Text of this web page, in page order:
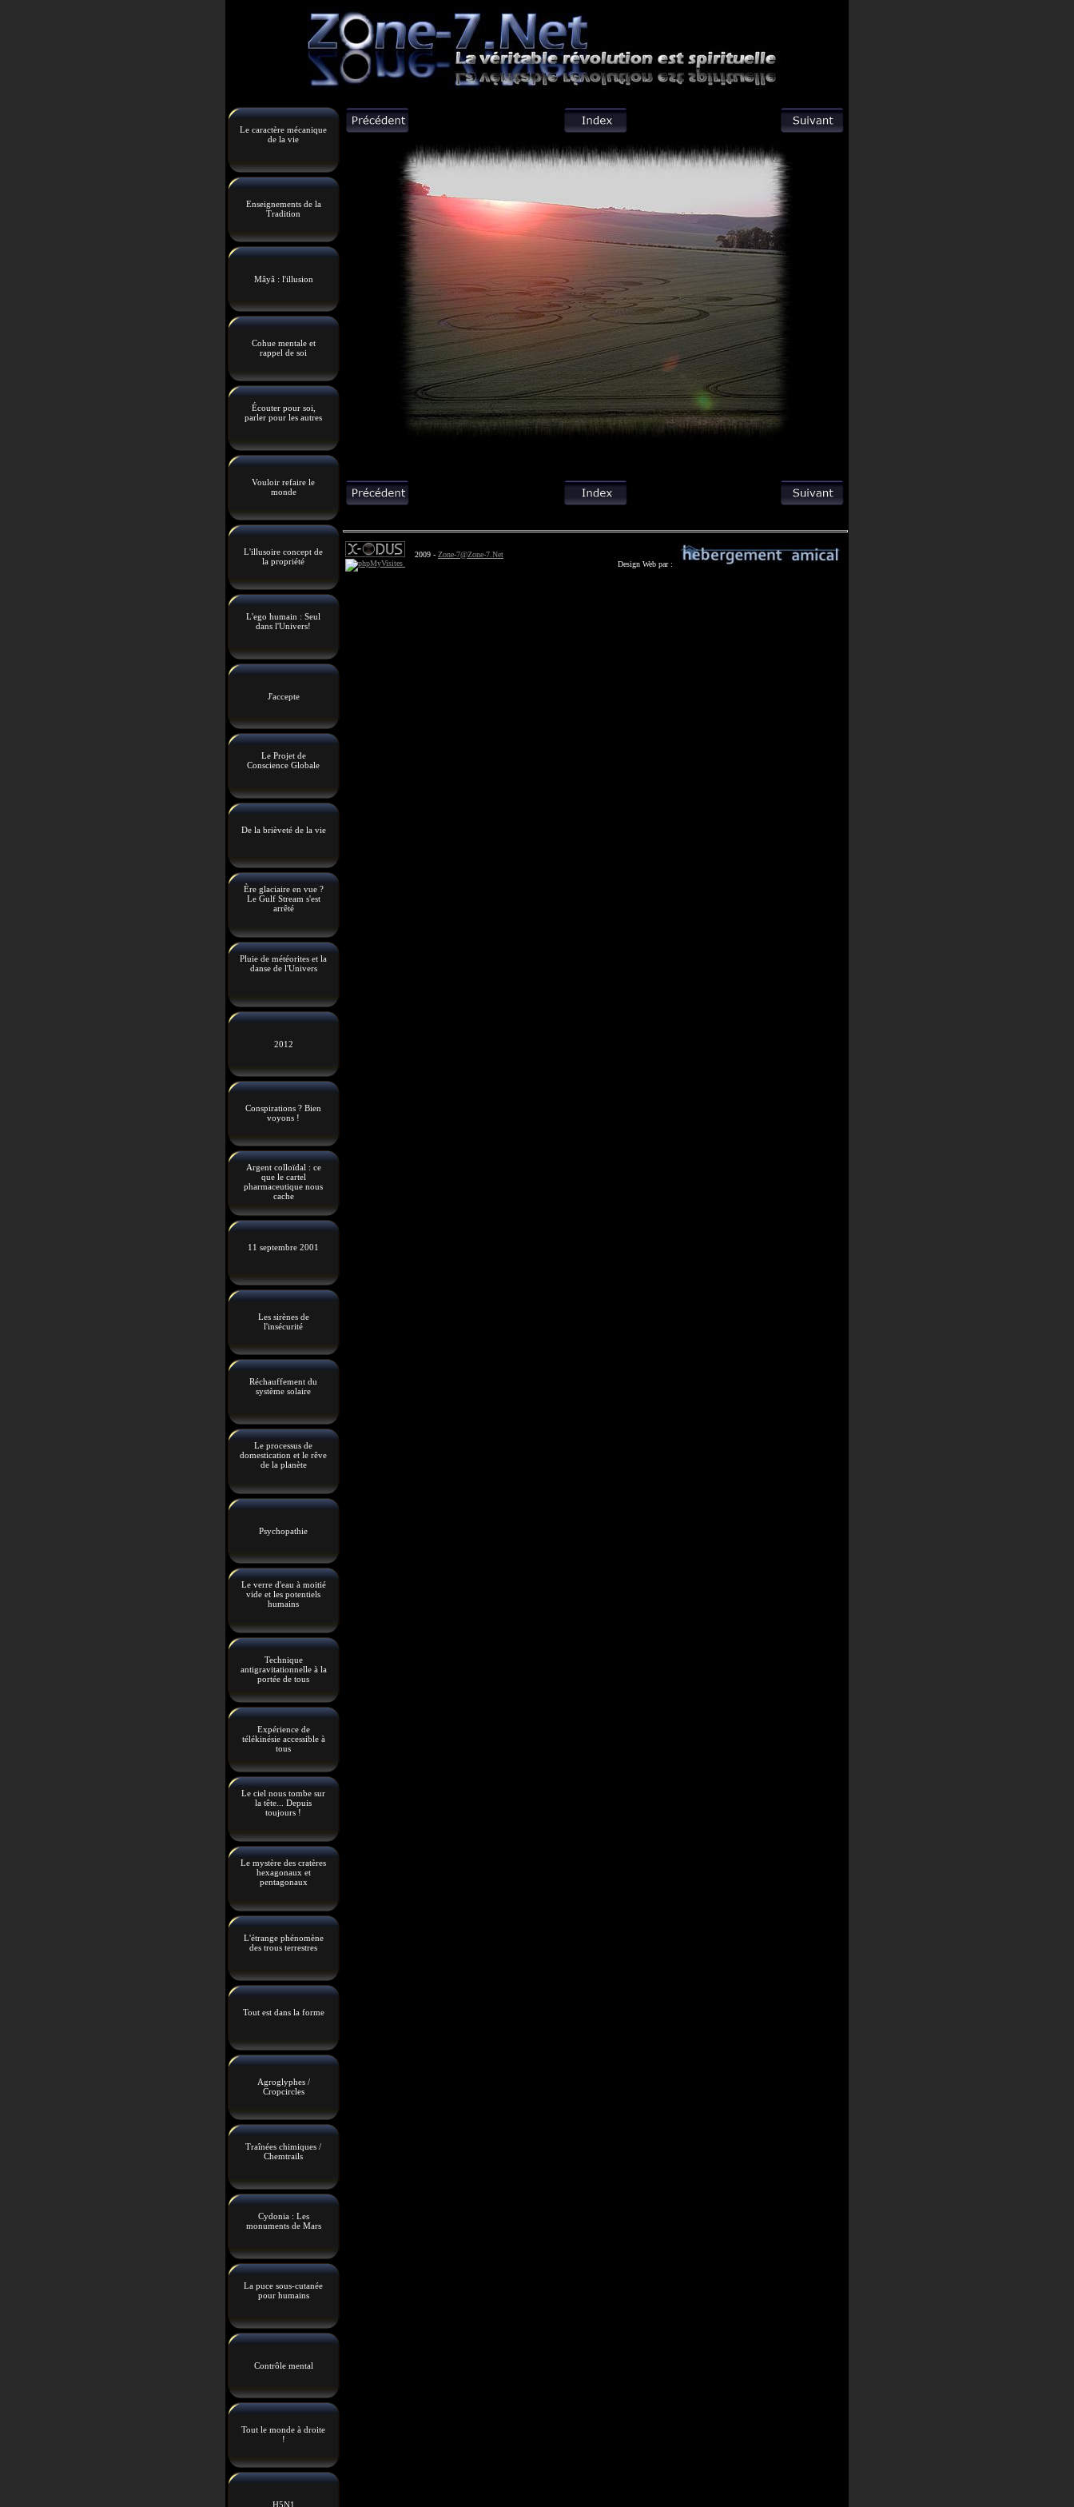
Le caractère mécanique
de la vie
Enseignements de la
Tradition
Mâyâ : l'illusion
Cohue mentale et
rappel de soi
Écouter pour soi,
parler pour les autres
Vouloir refaire le
monde
L'illusoire concept de
la propriété
L'ego humain : Seul
dans l'Univers!
J'accepte
Le Projet de
Conscience Globale
De la brièveté de la vie
Ère glaciaire en vue ?
Le Gulf Stream s'est
arrêté
Pluie de météorites et la
danse de l'Univers
2012
Conspirations ? Bien
voyons !
Argent colloïdal : ce
que le cartel
pharmaceutique nous
cache
11 septembre 2001
Les sirènes de
l'insécurité
Réchauffement du
système solaire
Le processus de
domestication et le rêve
de la planète
Psychopathie
Le verre d'eau à moitié
vide et les potentiels
humains
Technique
antigravitationnelle à la
portée de tous
Expérience de
télékinésie accessible à
tous
Le ciel nous tombe sur
la tête... Depuis
toujours !
Le mystère des cratères
hexagonaux et
pentagonaux
L'étrange phénomène
des trous terrestres
Tout est dans la forme
Agroglyphes /
Cropcircles
Traînées chimiques /
Chemtrails
Cydonia : Les
monuments de Mars
La puce sous-cutanée
pour humains
Contrôle mental
Tout le monde à droite
!
H5N1
2009 - Zone-7@Zone-7.Net
Design Web par :